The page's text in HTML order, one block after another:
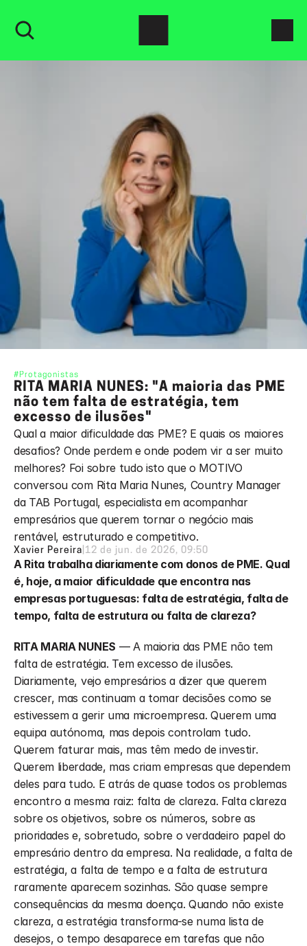
#Protagonistas
RITA MARIA NUNES: "A maioria das PME
não tem falta de estratégia, tem
excesso de ilusões"
Qual a maior dificuldade das PME? E quais os maiores
desafios? Onde perdem e onde podem vir a ser muito
melhores? Foi sobre tudo isto que o MOTIVO
conversou com Rita Maria Nunes, Country Manager
da TAB Portugal, especialista em acompanhar
empresários que querem tornar o negócio mais
rentável, estruturado e competitivo.
Xavier Pereira 12 de jun. de 2026, 09:50
A Rita trabalha diariamente com donos de PME. Qual
é, hoje, a maior dificuldade que encontra nas
empresas portuguesas: falta de estratégia, falta de
tempo, falta de estrutura ou falta de clareza?
RITA MARIA NUNES — A maioria das PME não tem
falta de estratégia. Tem excesso de ilusões.
Diariamente, vejo empresários a dizer que querem
crescer, mas continuam a tomar decisões como se
estivessem a gerir uma microempresa. Querem uma
equipa autónoma, mas depois controlam tudo.
Querem faturar mais, mas têm medo de investir.
Querem liberdade, mas criam empresas que dependem
deles para tudo. E atrás de quase todos os problemas
encontro a mesma raiz: falta de clareza. Falta clareza
sobre os objetivos, sobre os números, sobre as
prioridades e, sobretudo, sobre o verdadeiro papel do
empresário dentro da empresa. Na realidade, a falta de
estratégia, a falta de tempo e a falta de estrutura
raramente aparecem sozinhas. São quase sempre
consequências da mesma doença. Quando não existe
clareza, a estratégia transforma-se numa lista de
desejos, o tempo desaparece em tarefas que não